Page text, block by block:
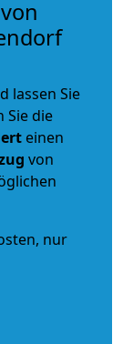
lassen Sie
Sie die
einen
von
nur